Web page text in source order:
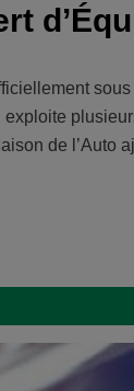
de l’Auto